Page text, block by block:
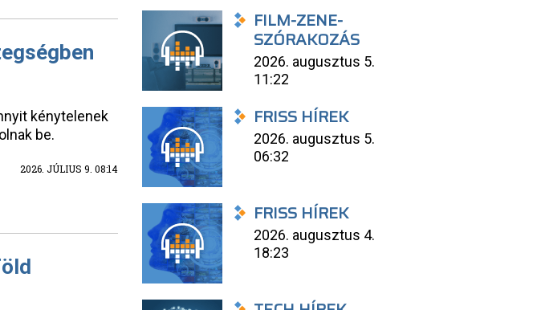
kénytelenek
be.
2026. JÚLIUS 9. 08:14
FILM-ZENE-
SZÓRAKOZÁS
2026. augusztus 5.
11:22
FRISS HÍREK
2026. augusztus 5.
06:32
FRISS HÍREK
2026. augusztus 4.
18:23